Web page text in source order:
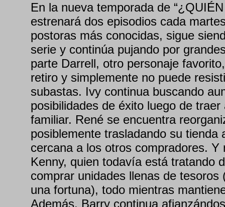
En la nueva temporada de
estrenará dos episodios cada
postoras más conocidas, sigue
serie y continúa pujando por
parte Darrell, otro personaje
retiro y simplemente no puede
subastas. Ivy continua buscando
posibilidades de éxito luego de
familiar. René se encuentra
posiblemente trasladando su tienda
cercana a los otros compradores. Y
Kenny, quien todavía está tratando
comprar unidades llenas de tesoros
una fortuna), todo mientras
Además, Barry continua